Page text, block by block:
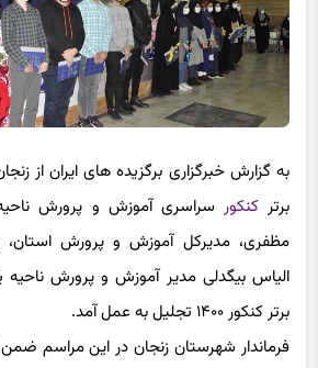
به گزارش خبرگزاری برگزیده های ایران از
برترکنکور سراسری آموزش و پرورش
مظفری، مدیرکل آموزش و پرورش استان،
الیاس بیگدلی مدیر آموزش و پرورش ناحیه
برتر کنکور ۱۴۰۰ تجلیل به عمل آمد.
فرماندار شهرستان زنجان در این مراسم ضمن